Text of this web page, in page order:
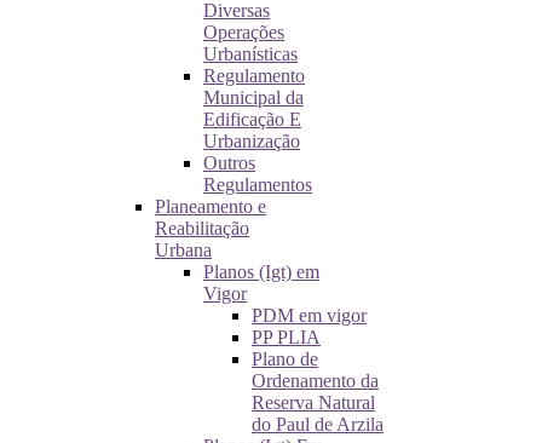
Diversas
Operações
Urbanísticas
Regulamento
Municipal da
Edificação E
Urbanização
Outros
Regulamentos
Planeamento e
Reabilitação
Urbana
Planos (Igt) em
Vigor
PDM em vigor
PP PLIA
Plano de
Ordenamento da
Reserva Natural
do Paul de Arzila